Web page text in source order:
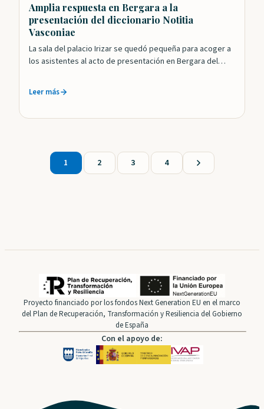
Amplia respuesta en Bergara a la
presentación del diccionario Notitia
Vasconiae
La sala del palacio Irizar se quedó pequeña para acoger a
los asistentes al acto de presentación en Bergara del
Leer más
1 2 3 4
Proyecto financiado por los fondos Next Generation EU en el marco
del Plan de Recuperación, Transformación y Resiliencia del Gobierno
de España
Con el apoyo de: